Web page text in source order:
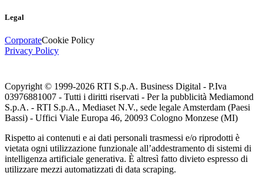
Legal
CorporateCookie Policy
Privacy Policy
Copyright © 1999-2026 RTI S.p.A. Business Digital - P.Iva
03976881007 - Tutti i diritti riservati - Per la pubblicità Mediamond
S.p.A. - RTI S.p.A., Mediaset N.V., sede legale Amsterdam (Paesi
Bassi) - Uffici Viale Europa 46, 20093 Cologno Monzese (MI)
Rispetto ai contenuti e ai dati personali trasmessi e/o riprodotti è
vietata ogni utilizzazione funzionale all’addestramento di sistemi di
intelligenza artificiale generativa. È altresì fatto divieto espresso di
utilizzare mezzi automatizzati di data scraping.